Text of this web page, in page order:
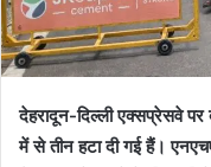
देहरादून-दिल्ली एक्सप्रेसवे
में से तीन हटा दी गई हैं।